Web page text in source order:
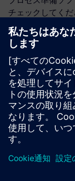
チェックしてくだ
ブログにアクセ
プロセス
会話に参加して
ての質問への回
コミュニティに